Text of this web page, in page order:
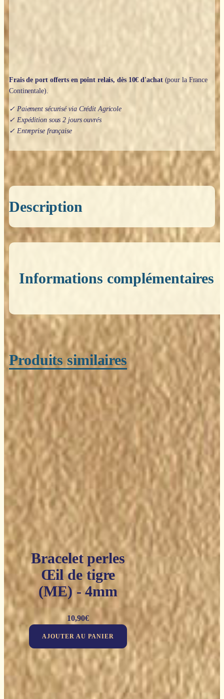
Frais de port offerts en point relais, dès 10€ d'achat(pour la France
Continentale).
✓ Paiement sécurisé via Crédit Agricole
✓ Expédition sous 2 jours ouvrés
✓ Entreprise française
Description
Informations complémentaires
Produits similaires
Bracelet perles
Œil de tigre
(ME) - 4mm
10,90€
AJOUTER AU PANIER